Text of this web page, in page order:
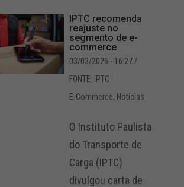
IPTC recomenda
reajuste no
segmento de e-
commerce
03/03/2026 - 16:27/
FONTE: IPTC
E-Commerce, Notícias
O Instituto Paulista
do Transporte de
Carga (IPTC)
divulgou carta de